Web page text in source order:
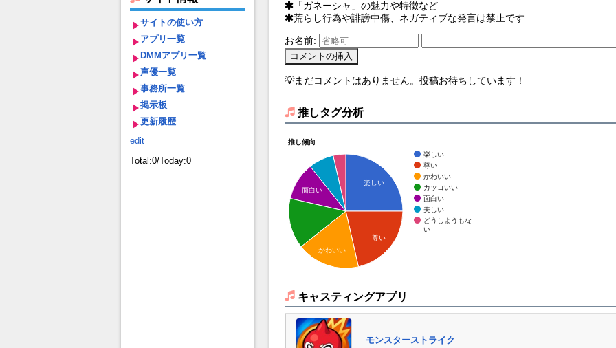
サイトの使い方
アプリ一覧
DMMアプリ一覧
声優一覧
事務所一覧
掲示板
更新履歴
edit
Total:0/Today:0
「ガネーシャ」の魅力や特徴など
荒らし行為や誹謗中傷、ネガティブな発言は禁止です
お名前:
💡まだコメントはありません。投稿お待ちしています！
推しタグ分析
推し傾向
楽しい
尊い
かわいい
カッコいい
面白い
美しい
どうしようもな
い
楽しい
尊い
面白い
かわいい
キャスティングアプリ
モンスターストライク